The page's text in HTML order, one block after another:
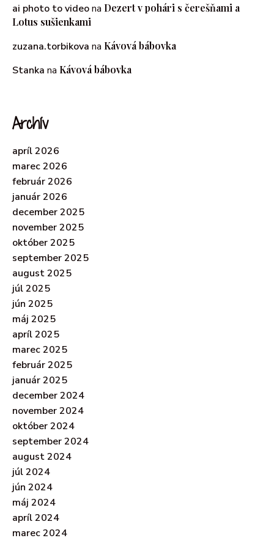
ai photo to videona Dezert v pohári s čerešňami a
Lotus sušienkami
zuzana.torbikova na Kávová bábovka
Stanka na Kávová bábovka
Archív
apríl 2026
marec 2026
február 2026
január 2026
december 2025
november 2025
október 2025
september 2025
august 2025
júl 2025
jún 2025
máj 2025
apríl 2025
marec 2025
február 2025
január 2025
december 2024
november 2024
október 2024
september 2024
august 2024
júl 2024
jún 2024
máj 2024
apríl 2024
marec 2024